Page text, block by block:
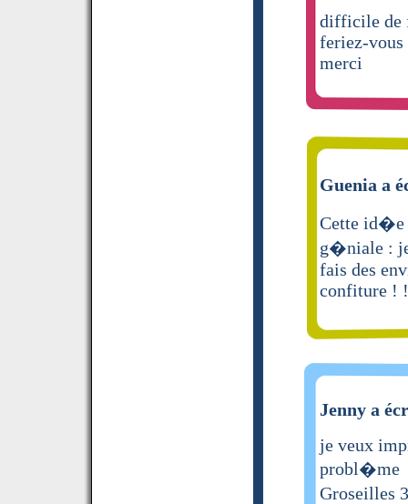
difficile de
feriez-vous
merci
Guenia a
Cette id�e
g�niale :
fais des
confiture !
Jenny a
je veux
probl�me
Groseilles